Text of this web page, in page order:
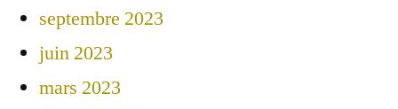
septembre 2023
juin 2023
mars 2023